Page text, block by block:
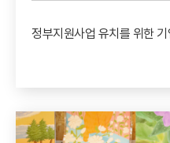
정부지원사업 유치를 위한